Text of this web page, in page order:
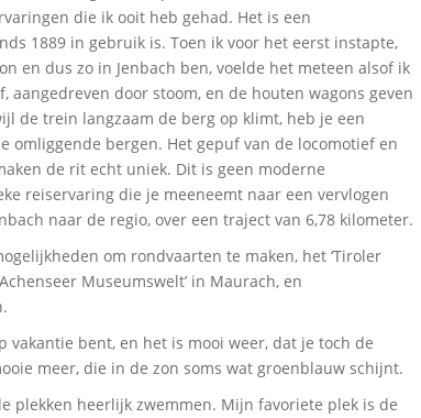
die ik ooit heb gehad. Het is een
1889 in gebruik is. Toen ik voor het eerst instapte,
en dus zo in Jenbach ben, voelde het meteen alsof ik
door stoom, en de houten wagons geven
de trein langzaam de berg op klimt, heb je een
omliggende bergen. Het gepuf van de locomotief en
de rit echt uniek. Dit is geen moderne
reiservaring die je meeneemt naar een vervlogen
naar de regio, over een traject van 6,78 kilometer.
om rondvaarten te maken, het ‘Tiroler
Museumswelt’ in Maurach, en
vakantie bent, en het is mooi weer, dat je toch de
meer, die in de zon soms wat groenblauw schijnt.
plekken heerlijk zwemmen. Mijn favoriete plek is de